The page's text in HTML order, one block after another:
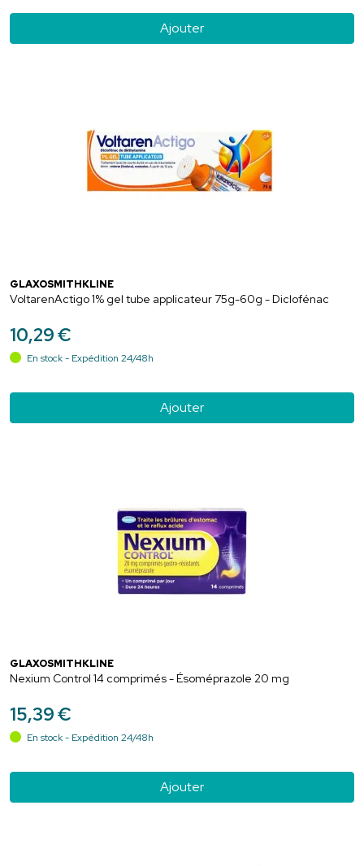
Ajouter
GLAXOSMITHKLINE
VoltarenActigo 1% gel tube applicateur 75g-60g - Diclofénac
10,29€
En stock - Expédition 24/48h
Ajouter
GLAXOSMITHKLINE
Nexium Control 14 comprimés - Ésoméprazole 20 mg
15,39€
En stock - Expédition 24/48h
Ajouter